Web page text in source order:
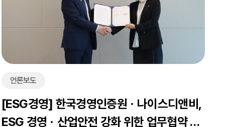
언론보도
[ESG경영] 한국경영인증원ㆍ나이스디앤비,
ESG 경영ㆍ산업안전 강화 위한 업무협약 체